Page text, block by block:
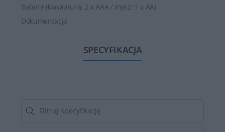
Baterie (klawiatura: 2 x AAA / mysz: 1 x AA)
Dokumentacja
SPECYFIKACJA